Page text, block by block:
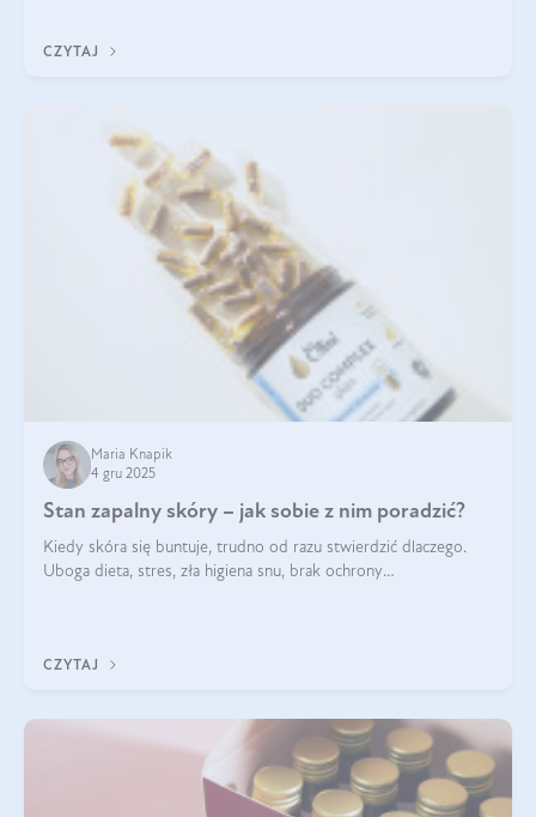
CZYTAJ
Maria Knapik
4 gru 2025
Stan zapalny skóry – jak sobie z nim poradzić?
Kiedy skóra się buntuje, trudno od razu stwierdzić dlaczego.
Uboga dieta, stres, zła higiena snu, brak ochrony
CZYTAJ